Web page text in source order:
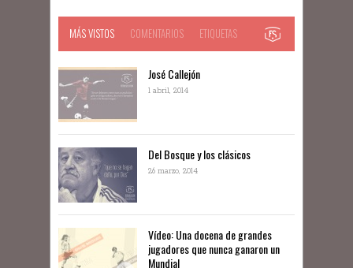
MÁS VISTOS COMENTARIOS ETIQUETAS
José Callejón
1 abril, 2014
Del Bosque y los clásicos
26 marzo, 2014
Vídeo: Una docena de grandes
jugadores que nunca ganaron un
Mundial